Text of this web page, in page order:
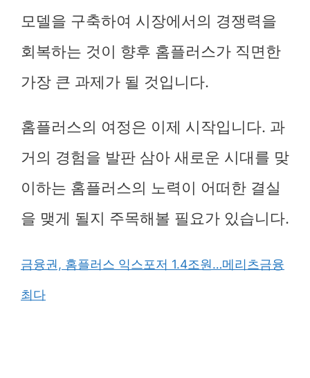
모델을 구축하여 시장에서의 경쟁력을
회복하는 것이 향후 홈플러스가 직면한
가장 큰 과제가 될 것입니다.
홈플러스의 여정은 이제 시작입니다. 과
거의 경험을 발판 삼아 새로운 시대를 맞
이하는 홈플러스의 노력이 어떠한 결실
을 맺게 될지 주목해볼 필요가 있습니다.
금융권, 홈플러스 익스포저 1.4조원…메리츠금융
최다